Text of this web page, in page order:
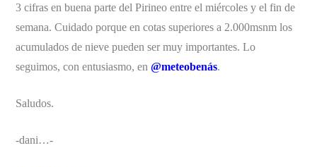
3 cifras en buena parte del Pirineo entre el miércoles y el fin de
semana. Cuidado porque en cotas superiores a 2.000msnm los
acumulados de nieve pueden ser muy importantes. Lo
seguimos, con entusiasmo, en@meteobenás.
Saludos.
-dani…-